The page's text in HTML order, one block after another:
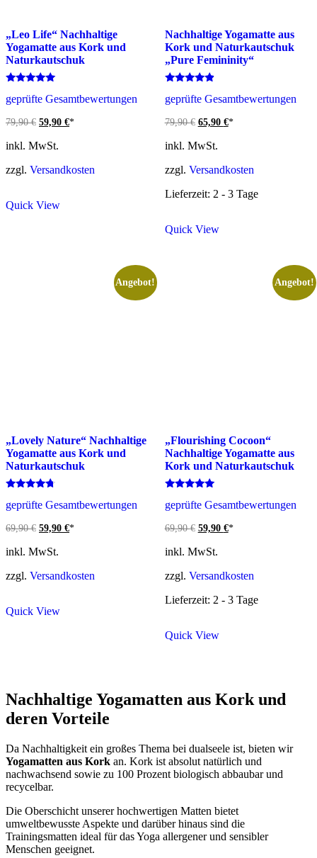
„Leo Life“ Nachhaltige
Yogamatte aus Kork und
Naturkautschuk
mit
von 5
geprüfte Gesamtbewertungen
79,90€ Ursprünglicher
war:
59,90 €Aktueller
*
inkl. MwSt.
zzgl. Versandkosten
Quick View
Nachhaltige Yogamatte aus
Kork und Naturkautschuk
„Pure Femininity“
mit
von 5
geprüfte Gesamtbewertungen
79,90€ Ursprünglicher
war:
65,90 €Aktueller
*
inkl. MwSt.
zzgl. Versandkosten
Lieferzeit: 2 - 3 Tage
Quick View
Angebot!
„Lovely Nature“ Nachhaltige
Yogamatte aus Kork und
Naturkautschuk
mit
von 5
geprüfte Gesamtbewertungen
69,90€ Ursprünglicher
war:
59,90 €Aktueller
*
inkl. MwSt.
zzgl. Versandkosten
Quick View
Angebot!
„Flourishing Cocoon“
Nachhaltige Yogamatte aus
Kork und Naturkautschuk
mit
von 5
geprüfte Gesamtbewertungen
69,90€ Ursprünglicher
war:
59,90 €Aktueller
*
inkl. MwSt.
zzgl. Versandkosten
Lieferzeit: 2 - 3 Tage
Quick View
Nachhaltige Yogamatten aus Kork und
deren Vorteile
Da Nachhaltigkeit ein großes Thema bei dualseele ist, bieten wir
Yogamatten aus Kork an. Kork ist absolut natürlich und
nachwachsend sowie zu 100 Prozent biologisch abbaubar und
recycelbar.
Die Oberschicht unserer hochwertigen Matten bietet
umweltbewusste Aspekte und darüber hinaus sind die
Trainingsmatten ideal für das Yoga allergener und sensibler
Menschen geeignet.